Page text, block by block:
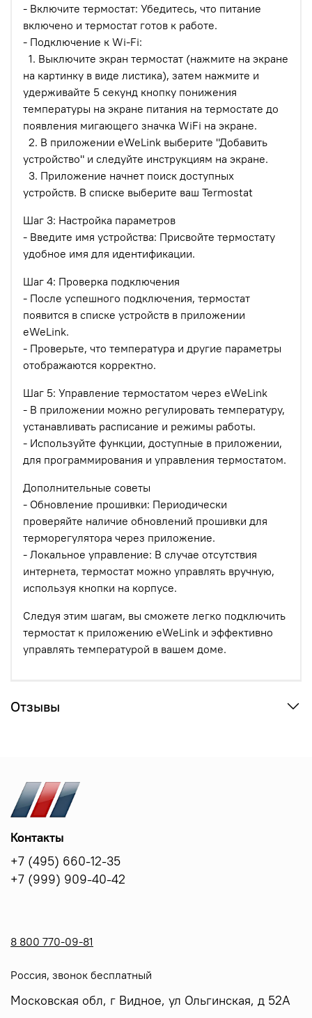
- Включите термостат: Убедитесь, что питание
включено и термостат готов к работе.
- Подключение к Wi-Fi:
1. Выключите экран термостат (нажмите на экране
на картинку в виде листика), затем нажмите и
удерживайте 5 секунд кнопку понижения
температуры на экране питания на термостате до
появления мигающего значка WiFi на экране.
2. В приложении eWeLink выберите "Добавить
устройство" и следуйте инструкциям на экране.
3. Приложение начнет поиск доступных
устройств. В списке выберите ваш Termostat
Шаг 3: Настройка параметров
- Введите имя устройства: Присвойте термостату
удобное имя для идентификации.
Шаг 4: Проверка подключения
- После успешного подключения, термостат
появится в списке устройств в приложении
eWeLink.
- Проверьте, что температура и другие параметры
отображаются корректно.
Шаг 5: Управление термостатом через eWeLink
- В приложении можно регулировать температуру,
устанавливать расписание и режимы работы.
- Используйте функции, доступные в приложении,
для программирования и управления термостатом.
Дополнительные советы
- Обновление прошивки: Периодически
проверяйте наличие обновлений прошивки для
терморегулятора через приложение.
- Локальное управление: В случае отсутствия
интернета, термостат можно управлять вручную,
используя кнопки на корпусе.
Следуя этим шагам, вы сможете легко подключить
термостат к приложению eWeLink и эффективно
управлять температурой в вашем доме.
Отзывы
Контакты
+7 (495) 660-12-35
+7 (999) 909-40-42
8 800 770-09-81
Россия, звонок бесплатный
Московская обл, г Видное, ул Ольгинская, д 52А